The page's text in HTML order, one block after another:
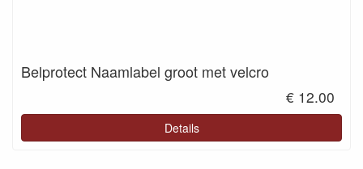
Belprotect Naamlabel groot met velcro
€ 12.00
Details